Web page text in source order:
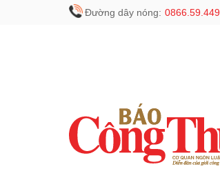
Đường dây nóng: